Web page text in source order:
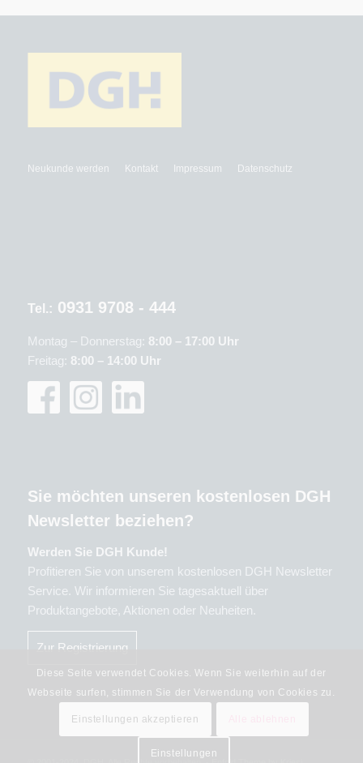
Neukunde werden Kontakt Impressum Datenschutz
Tel.: 0931 9708 - 444
Montag – Donnerstag: 8:00 – 17:00 Uhr
Freitag: 8:00 – 14:00 Uhr
Sie möchten unseren kostenlosen DGH
Newsletter beziehen?
Werden Sie DGH Kunde!
Profitieren Sie von unserem kostenlosen DGH Newsletter
Service. Wir informieren Sie tagesaktuell über
Produktangebote, Aktionen oder Neuheiten.
Zur Registrierung
Diese Seite verwendet Cookies. Wenn Sie weiterhin auf der
Webseite surfen, stimmen Sie der Verwendung von Cookies zu.
Einstellungen akzeptieren
Einstellungen